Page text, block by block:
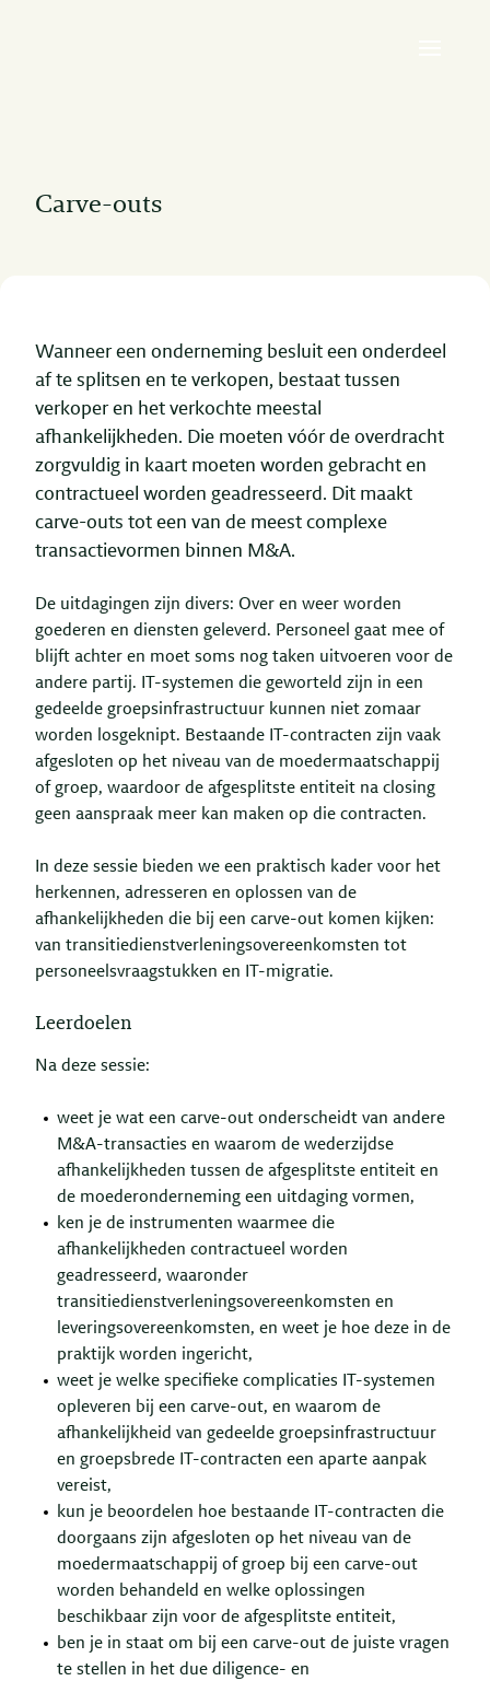
Carve-outs
Wanneer een onderneming besluit een onderdeel
af te splitsen en te verkopen, bestaat tussen
verkoper en het verkochte meestal
afhankelijkheden. Die moeten vóór de overdracht
zorgvuldig in kaart moeten worden gebracht en
contractueel worden geadresseerd. Dit maakt
carve-outs tot een van de meest complexe
transactievormen binnen M&A.
De uitdagingen zijn divers: Over en weer worden
goederen en diensten geleverd. Personeel gaat mee of
blijft achter en moet soms nog taken uitvoeren voor de
andere partij. IT-systemen die geworteld zijn in een
gedeelde groepsinfrastructuur kunnen niet zomaar
worden losgeknipt. Bestaande IT-contracten zijn vaak
afgesloten op het niveau van de moedermaatschappij
of groep, waardoor de afgesplitste entiteit na closing
geen aanspraak meer kan maken op die contracten.
In deze sessie bieden we een praktisch kader voor het
herkennen, adresseren en oplossen van de
afhankelijkheden die bij een carve-out komen kijken:
van transitiedienstverleningsovereenkomsten tot
personeelsvraagstukken en IT-migratie.
Leerdoelen
Na deze sessie:
weet je wat een carve-out onderscheidt van andere
M&A-transacties en waarom de wederzijdse
afhankelijkheden tussen de afgesplitste entiteit en
de moederonderneming een uitdaging vormen,
ken je de instrumenten waarmee die
afhankelijkheden contractueel worden
geadresseerd, waaronder
transitiedienstverleningsovereenkomsten en
leveringsovereenkomsten, en weet je hoe deze in de
praktijk worden ingericht,
weet je welke specifieke complicaties IT-systemen
opleveren bij een carve-out, en waarom de
afhankelijkheid van gedeelde groepsinfrastructuur
en groepsbrede IT-contracten een aparte aanpak
vereist,
kun je beoordelen hoe bestaande IT-contracten die
doorgaans zijn afgesloten op het niveau van de
moedermaatschappij of groep bij een carve-out
worden behandeld en welke oplossingen
beschikbaar zijn voor de afgesplitste entiteit,
ben je in staat om bij een carve-out de juiste vragen
te stellen in het due diligence- en